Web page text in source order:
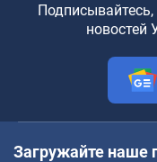
новостей
Загружайте наше